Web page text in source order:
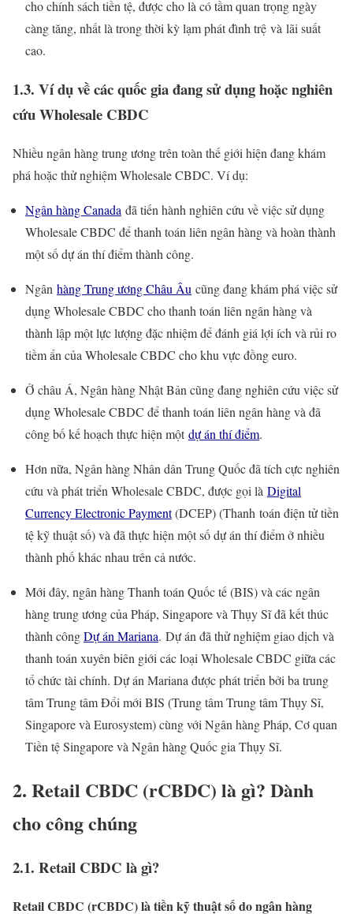
cho chính sách tiền tệ, được cho là có tầm quan trọng ngày
càng tăng, nhất là trong thời kỳ lạm phát đình trệ và lãi suất
cao.
1.3. Ví dụ về các quốc gia đang sử dụng hoặc nghiên
cứu Wholesale CBDC
Nhiều ngân hàng trung ương trên toàn thế giới hiện đang khám
phá hoặc thử nghiệm Wholesale CBDC. Ví dụ:
Ngân hàng Canada đã tiến hành nghiên cứu về việc sử dụng
Wholesale CBDC để thanh toán liên ngân hàng và hoàn thành
một số dự án thí điểm thành công.
Ngân hàng Trung ương Châu Âu cũng đang khám phá việc sử
dụng Wholesale CBDC cho thanh toán liên ngân hàng và
thành lập một lực lượng đặc nhiệm để đánh giá lợi ích và rủi ro
tiềm ẩn của Wholesale CBDC cho khu vực đồng euro.
Ở châu Á, Ngân hàng Nhật Bản cũng đang nghiên cứu việc sử
dụng Wholesale CBDC để thanh toán liên ngân hàng và đã
công bố kế hoạch thực hiện mộtdự án thí điểm.
Hơn nữa, Ngân hàng Nhân dân Trung Quốc đã tích cực nghiên
cứu và phát triển Wholesale CBDC, được gọi là Digital
Currency Electronic Payment(DCEP) (Thanh toán điện tử tiền
tệ kỹ thuật số) và đã thực hiện một số dự án thí điểm ở nhiều
thành phố khác nhau trên cả nước.
Mới đây, ngân hàng Thanh toán Quốc tế (BIS) và các ngân
hàng trung ương của Pháp, Singapore và Thụy Sĩ đã kết thúc
thành côngDự án Mariana. Dự án đã thử nghiệm giao dịch và
thanh toán xuyên biên giới các loại Wholesale CBDC giữa các
tổ chức tài chính. Dự án Mariana được phát triển bởi ba trung
tâm Trung tâm Đổi mới BIS (Trung tâm Trung tâm Thụy Sĩ,
Singapore và Eurosystem) cùng với Ngân hàng Pháp, Cơ quan
Tiền tệ Singapore và Ngân hàng Quốc gia Thụy Sĩ.
2. Retail CBDC (rCBDC) là gì? Dành
cho công chúng
2.1. Retail CBDC là gì?
Retail CBDC (rCBDC) làtiền kỹ thuật số do ngân hàng